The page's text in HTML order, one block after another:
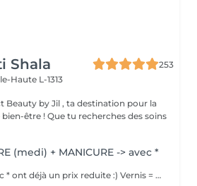
Shala
253
Haute L-1313
Beauty by Jil , ta destination pour la
des soins
(medi) + MANICURE -> avec *
Toutes prestations avec * ont déjà un prix reduite :) Vernis = Couleur normal qu'on sait retirer soi-même avec du disslovant. Prend 30min pour sècher et tient 2-4 jours sur les mains et 1 mois sur les pieds. Semi = Se fait secher sous la lampe LED et se fait retirer par l'esthéticienne de préférence (y compris dans le prix). Il tient 3 semaines sur les mains et 4-5 semaines sur les pieds. Il sera seche immédiatement. Peut abîmer les ongles si c'est fait trop souvent, sans pause.